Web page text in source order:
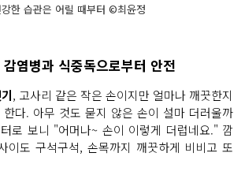
강한 습관은 어릴 때부터 ©최윤정
염병과 식중독으로부터 안전
, 고사리 같은 작은 손이지만 얼마나 깨끗한지
다. 아무 것도 묻지 않은 손이 설마 더러울까
로 보니 "어머나~ 손이 이렇게 더럽네요." 깜
이도 구석구석, 손목까지 깨끗하게 비비고 또